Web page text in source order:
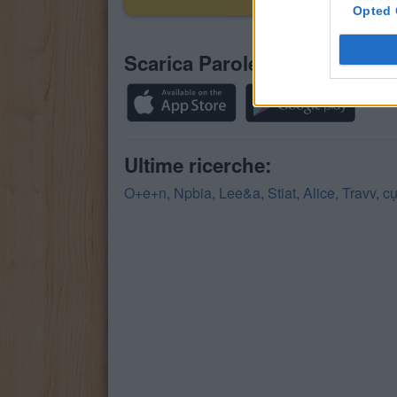
Opted
Scarica Parole Guru
Ultime ricerche:
O+e+n, Npbia, Lee&a, Stiat, Alice, Travv,